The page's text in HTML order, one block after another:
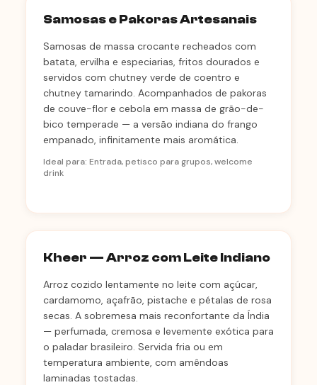
Samosas e Pakoras Artesanais
Samosas de massa crocante recheados com
batata, ervilha e especiarias, fritos dourados e
servidos com chutney verde de coentro e
chutney tamarindo. Acompanhados de pakoras
de couve-flor e cebola em massa de grão-de-
bico temperade — a versão indiana do frango
empanado, infinitamente mais aromática.
Ideal para: Entrada, petisco para grupos, welcome
drink
Kheer — Arroz com Leite Indiano
Arroz cozido lentamente no leite com açúcar,
cardamomo, açafrão, pistache e pétalas de rosa
secas. A sobremesa mais reconfortante da Índia
— perfumada, cremosa e levemente exótica para
o paladar brasileiro. Servida fria ou em
temperatura ambiente, com amêndoas
laminadas tostadas.